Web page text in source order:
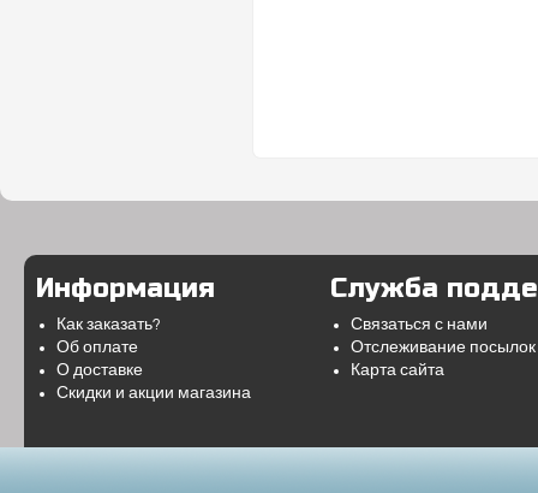
Информация
Как заказать?
Об оплате
О доставке
Скидки и акции магазина
Служба
Связаться с нами
Отслеживание посылок
Карта сайта